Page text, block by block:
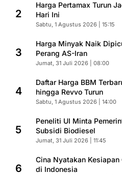
2
Harga Pertamax Turun
Hari Ini
Sabtu, 1 Agustus 2026 | 15:15
3
Harga Minyak Naik
Perang AS-Iran
Jumat, 31 Juli 2026 | 08:00
4
Daftar Harga BBM
hingga Revvo Turun
Sabtu, 1 Agustus 2026 | 14:00
5
Peneliti UI Minta
Subsidi Biodiesel
Jumat, 31 Juli 2026 | 11:45
6
Cina Nyatakan Kesiapan
di Indonesia